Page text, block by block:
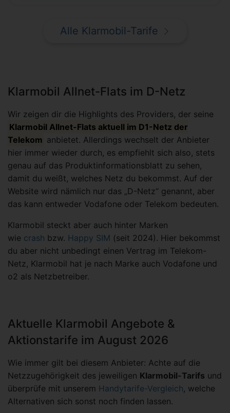
Alle Klarmobil-Tarife
Klarmobil Allnet-Flats im D-Netz
Wir zeigen dir die Highlights des Providers, der seine
Klarmobil Allnet-Flats aktuell im D1-Netz der
Telekom anbietet. Allerdings wechselt der Anbieter
hier immer wieder durch, es empfiehlt sich also, stets
genau auf das Produktinformationsblatt zu sehen,
damit du weißt, welches Netz du bekommst. Auf der
Website wird nämlich nur das „D-Netz“ genannt, aber
das kann entweder Vodafone oder Telekom bedeuten.
Klarmobil steckt aber auch hinter Marken
wie crash bzw. Happy SIM (seit 2024). Hier bekommst
du aber nicht unbedingt einen Vertrag im Telekom-
Netz, Klarmobil hat je nach Marke auch Vodafone und
o2 als Netzbetreiber.
Aktuelle Klarmobil Angebote &
Aktionstarife im August 2026
Wie immer gilt bei diesem Anbieter: Achte auf die
Netzzugehörigkeit des jeweiligen Klarmobil-Tarifs und
überprüfe mit unserem Handytarife-Vergleich, welche
Alternativen sich sonst noch finden lassen.